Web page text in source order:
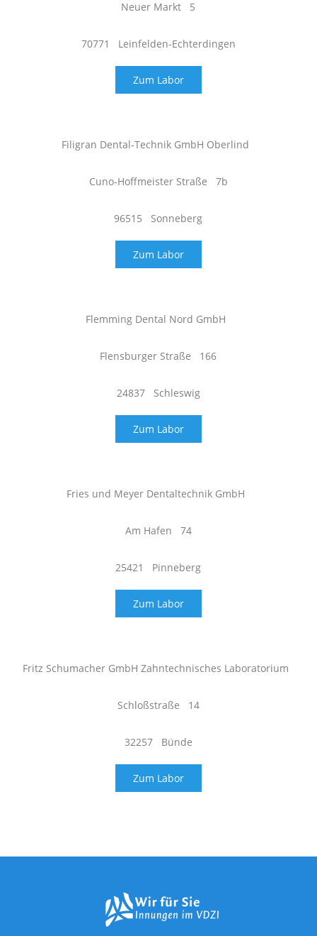
Neuer Markt 5
70771 Leinfelden-Echterdingen
Zum Labor
Filigran Dental-Technik GmbH Oberlind
Cuno-Hoffmeister Straße 7b
96515 Sonneberg
Zum Labor
Flemming Dental Nord GmbH
Flensburger Straße 166
24837 Schleswig
Zum Labor
Fries und Meyer Dentaltechnik GmbH
Am Hafen 74
25421 Pinneberg
Zum Labor
Fritz Schumacher GmbH Zahntechnisches Laboratorium
Schloßstraße 14
32257 Bünde
Zum Labor